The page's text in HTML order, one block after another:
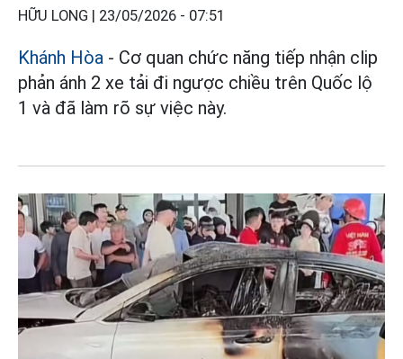
HỮU LONG | 23/05/2026 - 07:51
Khánh Hòa - Cơ quan chức năng tiếp nhận clip
phản ánh 2 xe tải đi ngược chiều trên Quốc lộ
1 và đã làm rõ sự việc này.